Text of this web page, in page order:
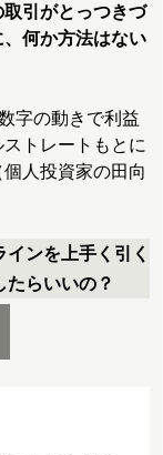
取引がとっつきづ
何か方法はない
字の動きで利益
トレートもとに
人投資家の田向
インを上手く引く
たらいいの？